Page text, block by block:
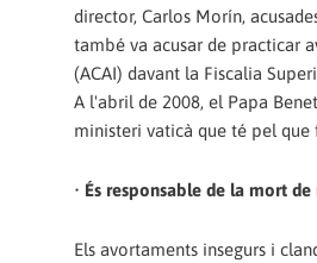
director, Carlos Morín,
també va acusar de practicar
(ACAI) davant la Fiscalia
A l'abril de 2008, el Papa
ministeri vaticà que té pel
• És responsable de la mort
Els avortaments insegurs i